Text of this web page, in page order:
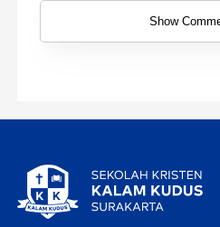
Show